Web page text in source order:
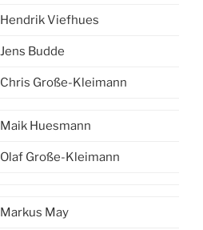
Hendrik Viefhues
Jens Budde
Chris Große-Kleimann
Maik Huesmann
Olaf Große-Kleimann
Markus May